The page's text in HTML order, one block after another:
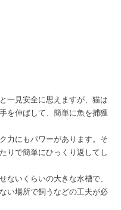
一見安全に思えますが、猫は
を伸ばして、簡単に魚を捕獲
力にもパワーがあります。そ
りで簡単にひっくり返してし
ないくらいの大きな水槽で、
い場所で飼うなどの工夫が必